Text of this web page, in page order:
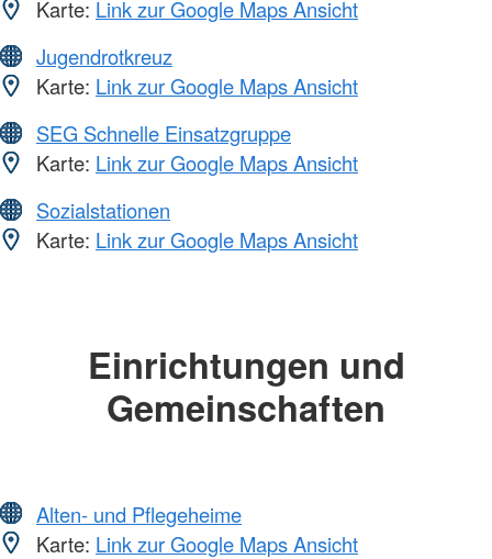
Karte: Link zur Google Maps Ansicht
Jugendrotkreuz
Karte: Link zur Google Maps Ansicht
SEG Schnelle Einsatzgruppe
Karte: Link zur Google Maps Ansicht
Sozialstationen
Karte: Link zur Google Maps Ansicht
Einrichtungen und
Gemeinschaften
Alten- und Pflegeheime
Karte: Link zur Google Maps Ansicht